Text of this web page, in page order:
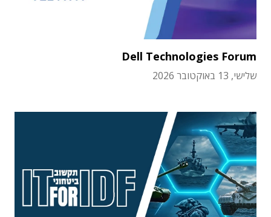
Dell Technologies Forum
שלישי, 13 באוקטובר 2026